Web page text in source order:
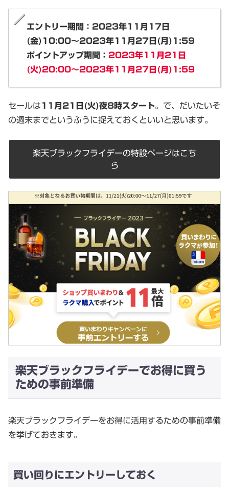
エントリー期間：2023年11月17日
(金)10:00～2023年11月27日(月)1:59
ポイントアップ期間： 2023年11月21日
(火)20:00～2023年11月27日(月)1:59
セールは 11月21日(火)夜8時スタート。で、だいたいそ
の週末までというふうに捉えておくといいと思います。
楽天ブラックフライデーの特設ページはこち
ら
楽天ブラックフライデーでお得に買う
ための事前準備
楽天ブラックフライデーをお得に活用するための事前準備
を挙げておきます。
買い回りにエントリーしておく